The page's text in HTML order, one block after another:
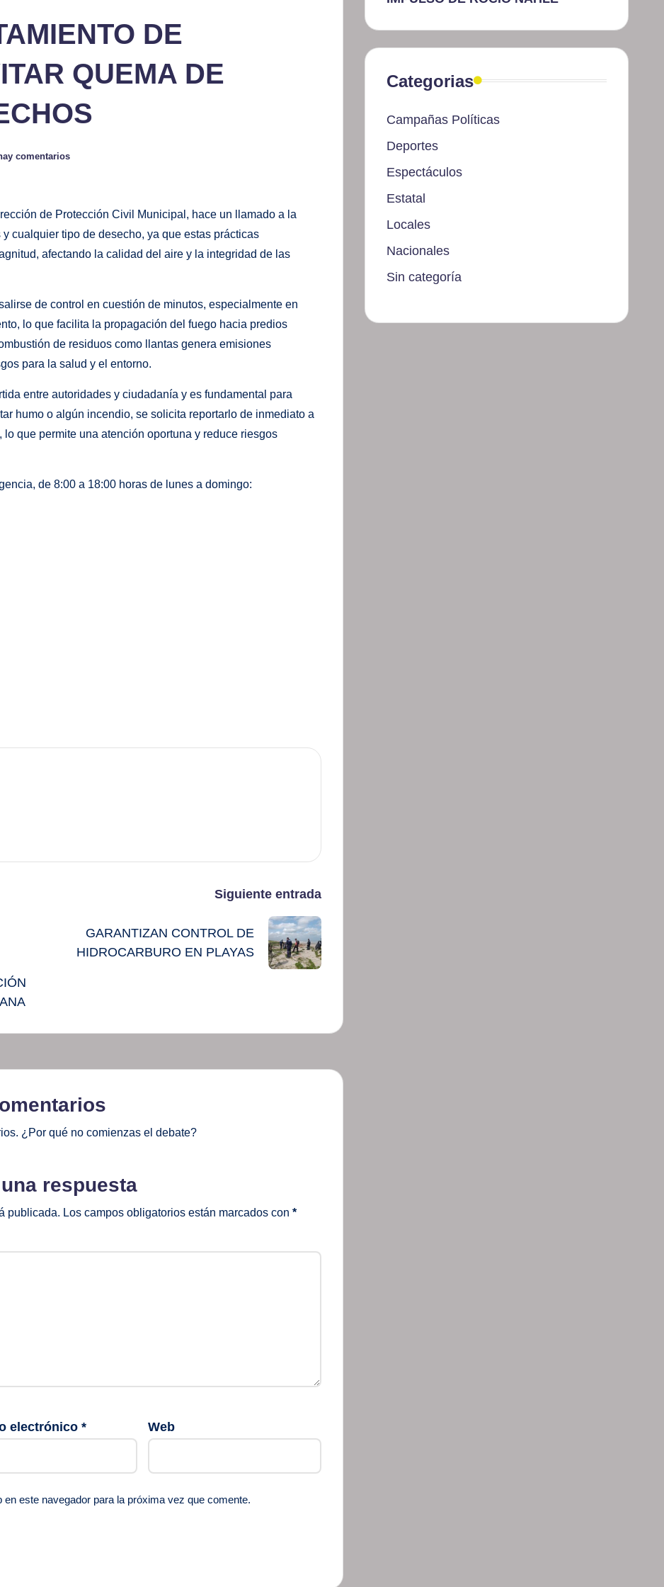
DE
QUEMA DE
comentarios
de Protección Civil Municipal, hace un llamado a la
cualquier tipo de desecho, ya que estas prácticas
afectando la calidad del aire y la integridad de las
de control en cuestión de minutos, especialmente en
lo que facilita la propagación del fuego hacia predios
de residuos como llantas genera emisiones
para la salud y el entorno.
entre autoridades y ciudadanía y es fundamental para
humo o algún incendio, se solicita reportarlo de inmediato a
que permite una atención oportuna y reduce riesgos
de 8:00 a 18:00 horas de lunes a domingo:
Siguiente entrada
GARANTIZAN CONTROL DE
HIDROCARBURO EN PLAYAS
¿Por qué no comienzas el debate?
respuesta
publicada. Los campos obligatorios están marcados con *
electrónico * Web
este navegador para la próxima vez que comente.
Categorias
Campañas Políticas
Deportes
Espectáculos
Estatal
Locales
Nacionales
Sin categoría